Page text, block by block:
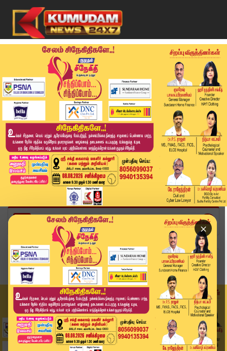
×
Home
வீடியோ ஸ்டோரி
இன்றைக்கு இதுதான்.. தொடரும் போராட்டங்கள்.. Acti...